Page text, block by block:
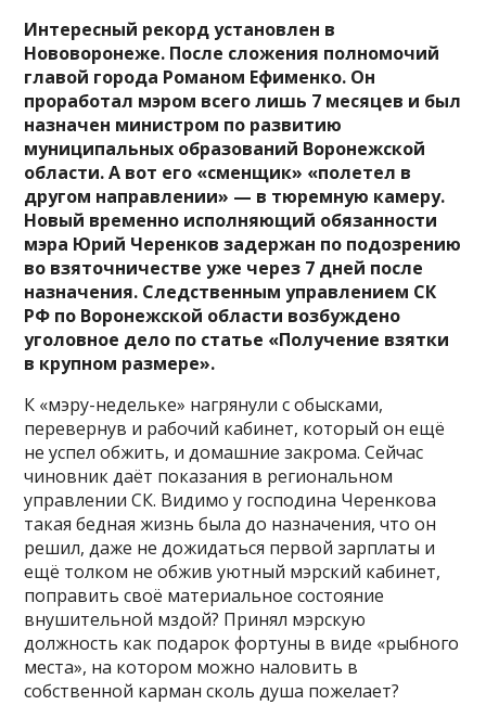
Интересный рекорд установлен в
Нововоронеже. После сложения полномочий
главой города Романом Ефименко. Он
проработал мэром всего лишь 7 месяцев и был
назначен министром по развитию
муниципальных образований Воронежской
области. А вот его «сменщик» «полетел в
другом направлении» — в тюремную камеру.
Новый временно исполняющий обязанности
мэра Юрий Черенков задержан по подозрению
во взяточничестве уже через 7 дней после
назначения. Следственным управлением СК
РФ по Воронежской области возбуждено
уголовное дело по статье «Получение взятки
в крупном размере».
К «мэру-недельке» нагрянули с обысками,
перевернув и рабочий кабинет, который он ещё
не успел обжить, и домашние закрома. Сейчас
чиновник даёт показания в региональном
управлении СК. Видимо у господина Черенкова
такая бедная жизнь была до назначения, что он
решил, даже не дожидаться первой зарплаты и
ещё толком не обжив уютный мэрский кабинет,
поправить своё материальное состояние
внушительной мздой? Принял мэрскую
должность как подарок фортуны в виде «рыбного
места», на котором можно наловить в
собственной карман сколь душа пожелает?